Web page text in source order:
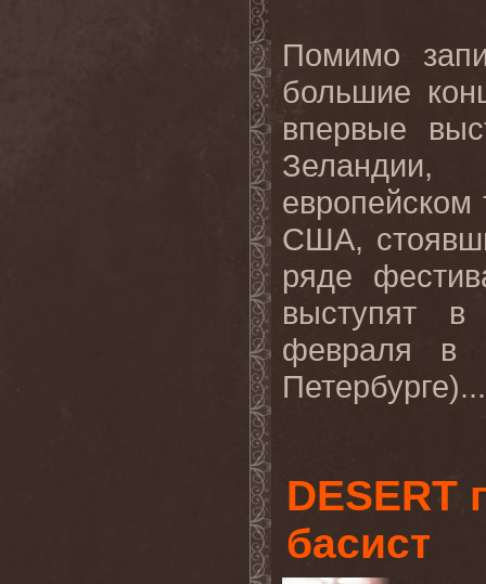
Помимо
большие
впервые
США,
ряде
выступят
февраля в
DESERT
басист